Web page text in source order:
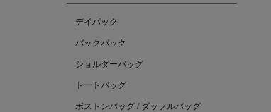
デイパック
バックパック
ショルダーバッグ
トートバッグ
ボストンバッグ / ダッフルバッグ